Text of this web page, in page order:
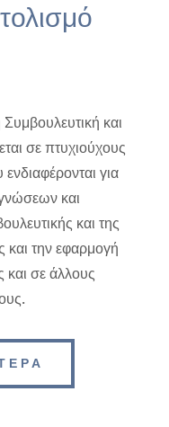
και
σε πτυχιούχους
για
και
και της
και την εφαρμογή
σε άλλους